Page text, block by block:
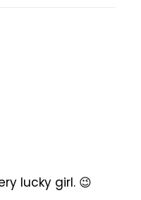
lucky girl. 😉